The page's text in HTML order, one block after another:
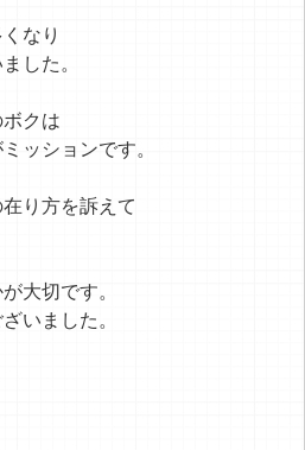
なり
した。
クは
ッションです。
り方を訴えて
大切です。
いました。